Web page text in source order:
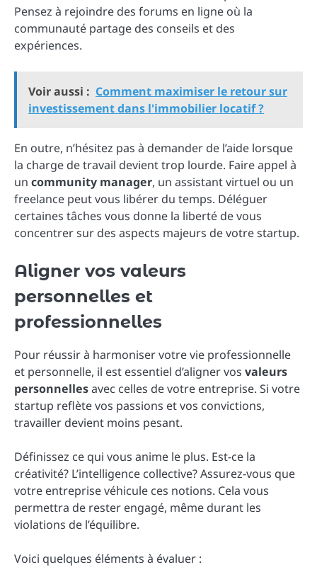
Pensez à rejoindre des forums en ligne où la
communauté partage des conseils et des
expériences.
Voir aussi : Comment maximiser le retour sur
investissement dans l'immobilier locatif ?
En outre, n’hésitez pas à demander de l’aide lorsque
la charge de travail devient trop lourde. Faire appel à
un community manager, un assistant virtuel ou un
freelance peut vous libérer du temps. Déléguer
certaines tâches vous donne la liberté de vous
concentrer sur des aspects majeurs de votre startup.
Aligner vos valeurs
personnelles et
professionnelles
Pour réussir à harmoniser votre vie professionnelle
et personnelle, il est essentiel d’aligner vos valeurs
personnellesavec celles de votre entreprise. Si votre
startup reflète vos passions et vos convictions,
travailler devient moins pesant.
Définissez ce qui vous anime le plus. Est-ce la
créativité? L’intelligence collective? Assurez-vous que
votre entreprise véhicule ces notions. Cela vous
permettra de rester engagé, même durant les
violations de l’équilibre.
Voici quelques éléments à évaluer :